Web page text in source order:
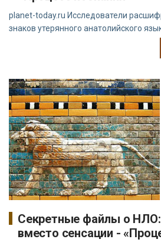
planet-today.ru Исследователи
знаков утерянного анатолийского
Секретные файлы о НЛО:
вместо сенсации -